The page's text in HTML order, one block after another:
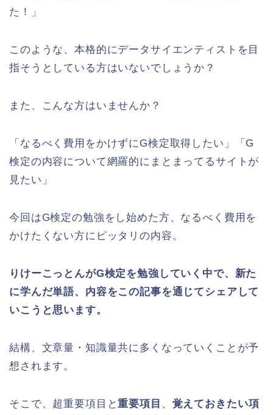
た！」
このような、本格的にデータサイエンティストを目
指そうとしている方はいないでしょうか？
また、こんな方はいませんか？
「なるべく費用をかけずにG検定取得したい」「G
検定の内容について網羅的にまとまってるサイトが
見たい」
今回はG検定の勉強をし始めた方、なるべく費用を
かけたくない方にピッタリの内容。
りけーこっとんがG検定を勉強していく中で、新た
に学んだ単語、内容をこの記事を通じてシェアして
いこうと思います。
結構、文章量・知識量共に多くなっていくことが予
想されます。
そこで、 超重要項目 と重要項目 、 覚えておきたい項